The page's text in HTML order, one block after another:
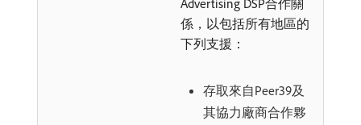
Advertising DSP合作關
係，以包括所有地區的
下列支援：
存取來自Peer39及
其協力廠商合作夥